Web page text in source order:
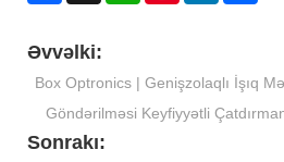
Əvvəlki:
Box Optronics | Genişzolaqlı İşıq
Göndərilməsi Keyfiyyətli
Sonrakı: